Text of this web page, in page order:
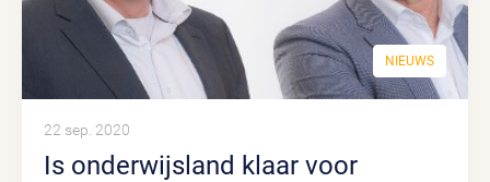
NIEUWS
Is onderwijsland klaar voor
22 sep. 2020